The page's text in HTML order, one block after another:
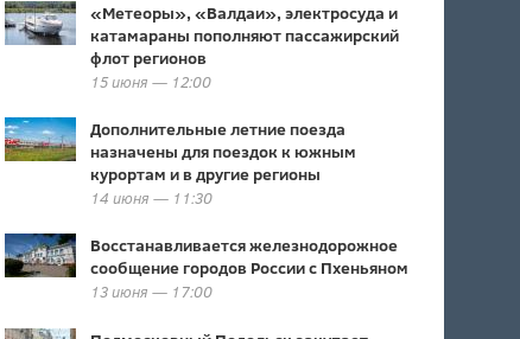
«Метеоры», «Валдаи», электросуда и
катамараны пополняют пассажирский
флот регионов
15 июня — 12:00
Дополнительные летние поезда
назначены для поездок к южным
курортам и в другие регионы
14 июня — 11:30
Восстанавливается железнодорожное
сообщение городов России с Пхеньяном
13 июня — 17:00